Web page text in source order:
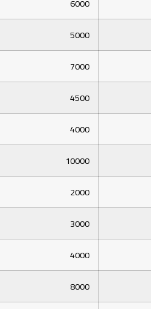
6000
5000
7000
4500
4000
10000
2000
3000
4000
8000